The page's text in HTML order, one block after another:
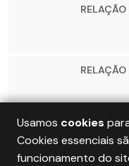
Usamos cookies
Cookies essenciais
funcionamento do